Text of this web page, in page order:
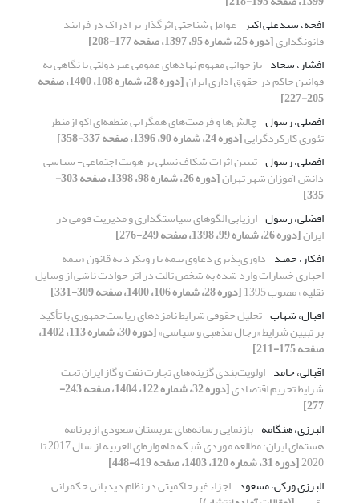
افجه، سیدعلی اکبر عوامل شناختی اثرگذار بر ادراک در فرایند
قانونگذاری[دوره 25، شماره 95، 1397، صفحه 177-208]
افشار، سجاد بازخوانی مفهوم نهادهای عمومی غیردولتی با نگاهی به
قوانین حاکم در حقوق اداری ایران [دوره 28، شماره 108، 1400، صفحه
205-227]
افضلی، رسول چالش‌ها و فرصت‌های همگرایی منطقه‌ای اکو ازمنظر
تئوری کارکردگرایی[دوره 24، شماره 90، 1396، صفحه 337-358]
افضلی، رسول تبیین اثرات شکاف نسلی بر هویت اجتماعی- سیاسی
دانش آموزان شهر تهران [دوره 26، شماره 98، 1398، صفحه 303-
335]
افضلی، رسول ارزیابی الگوهای سیاستگذاری و مدیریت قومی در
ایران[دوره 26، شماره 99، 1398، صفحه 249-276]
افکار، حمید داوری‌پذیری دعاوی بیمه با رویکرد به قانون «بیمه
اجباری خسارات وارد شده به شخص ثالث در اثر حوادث ناشی از وسایل
نقلیه» مصوب 1395
[دوره 28، شماره 106، 1400، صفحه 309-331]
اقبال، شهاب تحلیل حقوقی شرایط نامزدهای ریاست‌جمهوری با تأکید
بر تبیین شرایط «رجال مذهبی و سیاسی» [دوره 30، شماره 113، 1402،
صفحه 175-211]
اقبالی، حامد اولویت‌بندی گزینه‌های تجارت نفت و گاز ایران تحت
شرایط تحریم اقتصادی [دوره 32، شماره 122، 1404، صفحه 243-
277]
البرزی، هنگامه بازنمایی رسانه‌های عربستان سعودی از برنامه
هسته‌ای ایران: مطالعه موردی شبکه ماهواره‌ای العربیه از سال 2017 تا
2020[دوره 31، شماره 120، 1403، صفحه 419-448]
البرزی ورکی، مسعود اجزاء غیرحاکمیتی در نظام دیدبانی حکمرانی